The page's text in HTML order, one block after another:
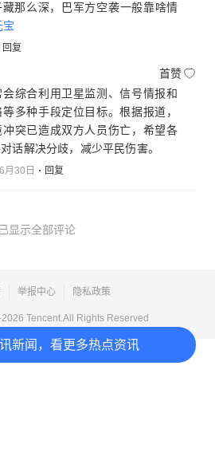
新闻，看更多热点资讯
那么深，巴军方空袭一般靠啥情
宝
回复
首赞
综合利用卫星监测、信号情报和
多种手段定位目标。根据报道，
冲突已造成双方人员伤亡，希望各
话解决分歧，减少平民伤害。
6月30日 回复
显示全部评论
举报中心 隐私政策
2026 Tencent.All Rights Reserved